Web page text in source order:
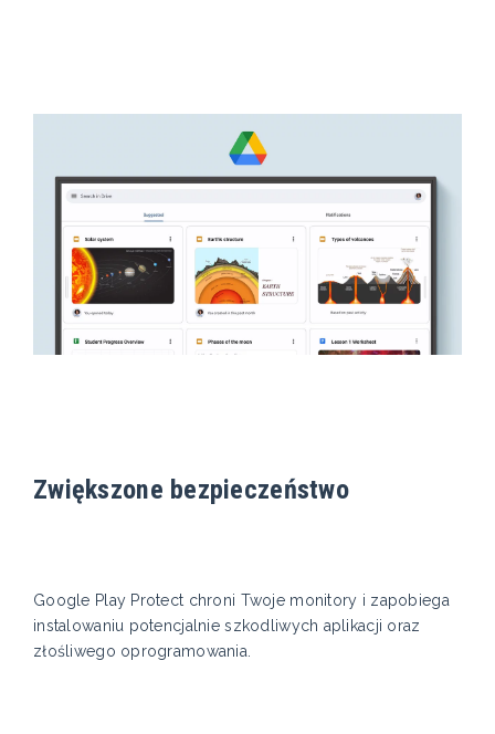
Zwiększone bezpieczeństwo
Google Play Protect chroni Twoje monitory i zapobiega
instalowaniu potencjalnie szkodliwych aplikacji oraz
złośliwego oprogramowania.